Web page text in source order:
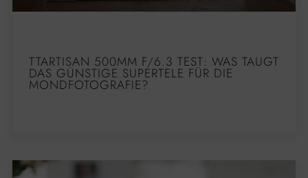
TTARTISAN 500MM F/6.3 TEST: WAS TAUGT
DAS GÜNSTIGE SUPERTELE FÜR DIE
MONDFOTOGRAFIE?